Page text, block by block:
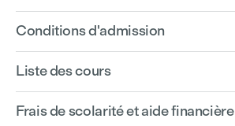
Conditions d'admission
Liste des cours
Frais de scolarité et aide financière